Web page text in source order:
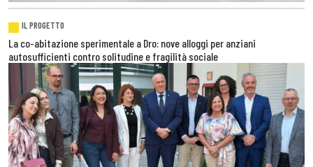
IL PROGETTO
La co-abitazione sperimentale a Dro: nove alloggi per anziani
autosufficienti contro solitudine e fragilità sociale